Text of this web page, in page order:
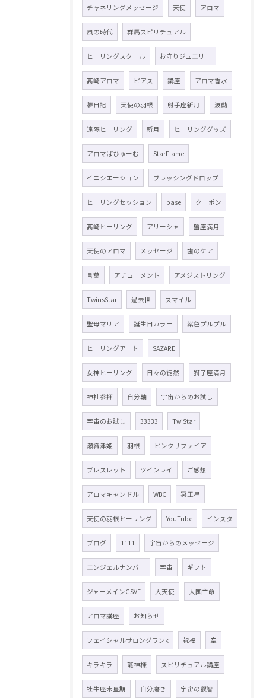
チャネリングメッセージ 天使 アロマ
風の時代 群馬スピリチュアル
ヒーリングスクール お守りジュエリー
高崎アロマ ピアス 講座 アロマ香水
夢日記 天使の羽根 射手座新月 波動
遠隔ヒーリング 新月 ヒーリンググッズ
アロマぱひゅーむ StarFlame
イニシエーション ブレッシングドロップ
ヒーリングセッション base クーポン
高崎ヒーリング アリーシャ 蟹座満月
天使のアロマ メッセージ 歯のケア
言葉 アチューメント アメジストリング
TwinsStar 過去世 スマイル
聖母マリア 誕生日カラー 紫色プルプル
ヒーリングアート SAZARE
女神ヒーリング 日々の徒然 獅子座満月
神社参拝 自分軸 宇宙からのお試し
宇宙のお試し 33333 TwiStar
瀬織津姫 羽根 ピンクサファイア
ブレスレット ツインレイ ご感想
アロマキャンドル WBC 冥王星
天使の羽根ヒーリング YouTube インスタ
ブログ 1111 宇宙からのメッセージ
エンジェルナンバー 宇宙 ギフト
ジャーメインGSVF 大天使 大国主命
アロマ講座 お知らせ
フェイシャルサロングランk 祝福 空
キラキラ 龍神様 スピリチュアル講座
牡牛座木星期 自分磨き 宇宙の叡智